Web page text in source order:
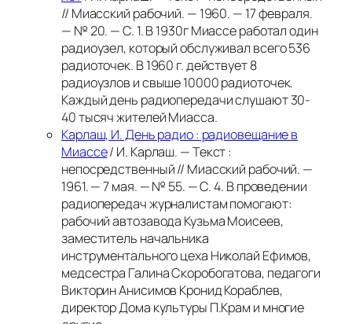
// Миасский рабочий. — 1960. — 17 февраля.
— № 20. — С. 1.В 1930г Миассе работал один
радиоузел, который обслуживал всего 536
радиоточек. В 1960 г. действует 8
радиоузлов и свыше 10000 радиоточек.
Каждый день радиопередачи слушают 30-
40 тысяч жителей Миасса.
Карлаш, И. День радио : радиовещание в
Миассе/ И. Карлаш. — Текст :
непосредственный // Миасский рабочий. —
1961. — 7 мая. — № 55. — С. 4. В проведении
радиопередач журналистам помогают:
рабочий автозавода Кузьма Моисеев,
заместитель начальника
инструментального цеха Николай Ефимов,
медсестра Галина Скоробогатова, педагоги
Викторин Анисимов Кронид Кораблев,
директор Дома культуры П.Крам и многие